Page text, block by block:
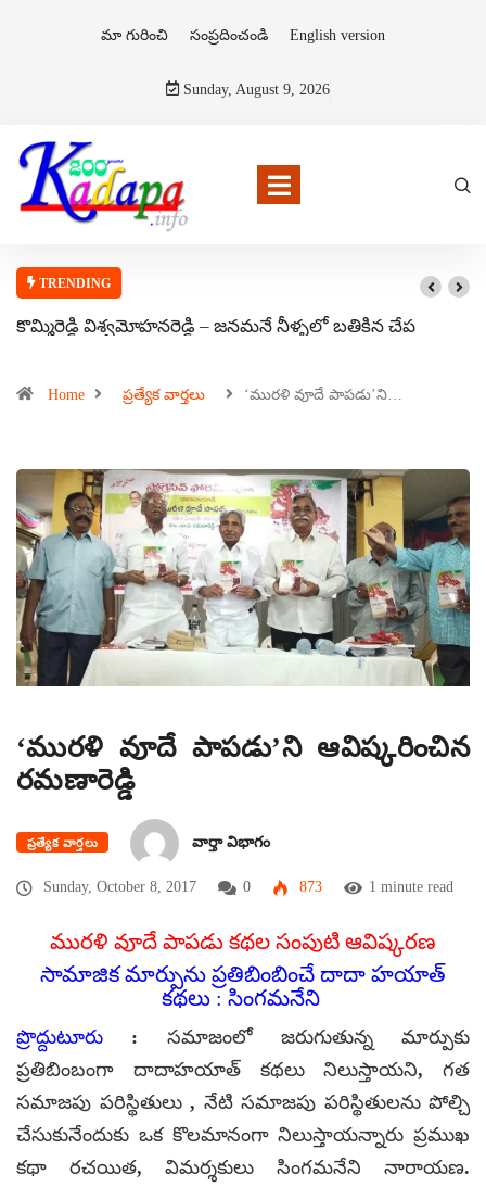
మా గురించి సంప్రదించండి English version
Sunday, August 9, 2026
TRENDING
కొమ్మిరెడ్డి విశ్వమోహనరెడ్డి – జనమనే నీళ్ళలో బతికిన చేప
Home ప్రత్యేక వార్తలు ‘మురళి వూదే పాపడు’ని…
‘మురళి వూదే పాపడు’ని ఆవిష్కరించిన
రమణారెడ్డి
ప్రత్యేక వార్తలు వార్తా విభాగం
Sunday, October 8, 2017 0 873 1 minute read
మురళి వూదే పాపడు కథల సంపుటి ఆవిష్కరణ
సామాజిక మార్పును ప్రతిబింబించే దాదా హయాత్
కథలు : సింగమనేని
ప్రొద్దుటూరు : సమాజంలో జరుగుతున్న మార్పుకు
ప్రతిబింబంగా దాదాహయాత్ కథలు నిలుస్తాయని, గత
సమాజపు పరిస్థితులు , నేటి సమాజపు పరిస్థితుల‌ను పోల్చి
చేసుకునేందుకు ఒక కొల‌మానంగా నిలుస్తాయన్నారు ప్రముఖ
కథా రచయిత, విమర్శకులు సింగమనేని నారాయణ.